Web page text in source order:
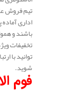
تیم فروش
اداری
باشند و
تخفیفات
توانید با
شوید.
فوم